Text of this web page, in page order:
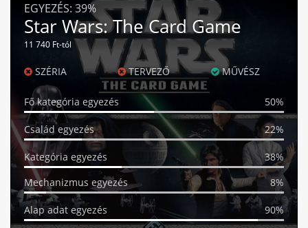
EGYEZÉS: 39%
Star Wars: The Card Game
11 740 Ft-tól
SZÉRIA TERVEZŐ MŰVÉSZ
Fő kategória egyezés 50%
Család egyezés 22%
Kategória egyezés
38%
Mechanizmus egyezés
8%
Alap adat egyezés 90%